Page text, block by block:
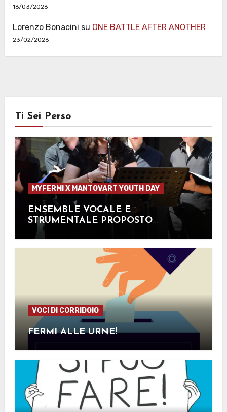
16/03/2026
Lorenzo Bonacini su ONE BATTLE AFTER ANOTHER
23/02/2026
Ti Sei Perso
MYFERMI X MANTOVART YOUTH DAY
ENSEMBLE VOCALE E
STRUMENTALE PROPOSTO
DALL’ESTE
VOCI DI CORRIDOIO
FERMI ALLE URNE!